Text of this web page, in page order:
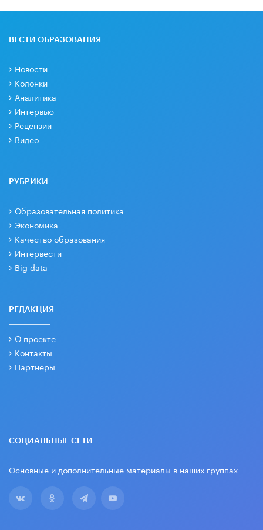
ВЕСТИ ОБРАЗОВАНИЯ
Новости
Колонки
Аналитика
Интервью
Рецензии
Видео
РУБРИКИ
Образовательная политика
Экономика
Качество образования
Интервести
Big data
РЕДАКЦИЯ
О проекте
Контакты
Партнеры
СОЦИАЛЬНЫЕ СЕТИ
Основные и дополнительные материалы в наших группах